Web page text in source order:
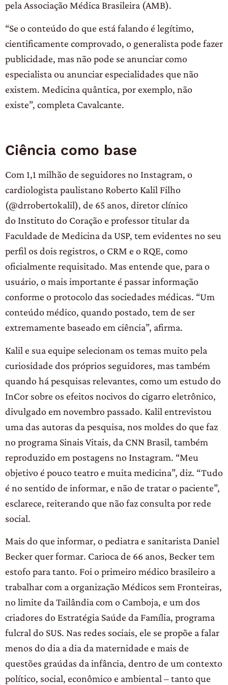
pela Associação Médica Brasileira (AMB).
“Se o conteúdo do que está falando é legítimo,
cientificamente comprovado, o generalista pode fazer
publicidade, mas não pode se anunciar como
especialista ou anunciar especialidades que não
existem. Medicina quântica, por exemplo, não
existe”, completa Cavalcante.
Ciência como base
Com 1,1 milhão de seguidores no Instagram, o
cardiologista paulistano Roberto Kalil Filho
(@drrobertokalil), de 65 anos, diretor clínico
do Instituto do Coração e professor titular da
Faculdade de Medicina da USP, tem evidentes no seu
perfil os dois registros, o CRM e o RQE, como
oficialmente requisitado. Mas entende que, para o
usuário, o mais importante é passar informação
conforme o protocolo das sociedades médicas. “Um
conteúdo médico, quando postado, tem de ser
extremamente baseado em ciência”, afirma.
Kalil e sua equipe selecionam os temas muito pela
curiosidade dos próprios seguidores, mas também
quando há pesquisas relevantes, como um estudo do
InCor sobre os efeitos nocivos do cigarro eletrônico,
divulgado em novembro passado. Kalil entrevistou
uma das autoras da pesquisa, nos moldes do que faz
no programa Sinais Vitais, da CNN Brasil, também
reproduzido em postagens no Instagram. “Meu
objetivo é pouco teatro e muita medicina”, diz. “Tudo
é no sentido de informar, e não de tratar o paciente”,
esclarece, reiterando que não faz consulta por rede
social.
Mais do que informar, o pediatra e sanitarista Daniel
Becker quer formar. Carioca de 66 anos, Becker tem
estofo para tanto. Foi o primeiro médico brasileiro a
trabalhar com a organização Médicos sem Fronteiras,
no limite da Tailândia com o Camboja, e um dos
criadores do Estratégia Saúde da Família, programa
fulcral do SUS. Nas redes sociais, ele se propõe a falar
menos do dia a dia da maternidade e mais de
questões graúdas da infância, dentro de um contexto
político, social, econômico e ambiental – tanto que